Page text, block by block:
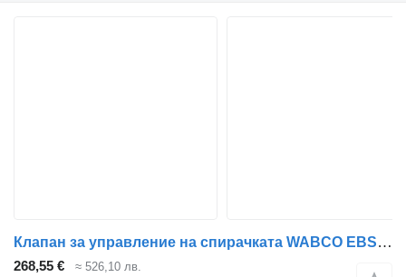
Клапан за управление на спирачката WABCO EBS2 CBU 4800200100 за влекач IVECO Stralis, Trakker (2002-)
268,55 € ≈ 526,10 лв.